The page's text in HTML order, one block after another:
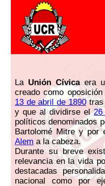
La Unión Cívicaera
creado como
13 de abril de 1890tras
y que al dividirse el26
políticos denominados
Bartolomé Mitre y por
Alem a la cabeza.
Durante su breve
relevancia en la vida
destacadas
nacional como por